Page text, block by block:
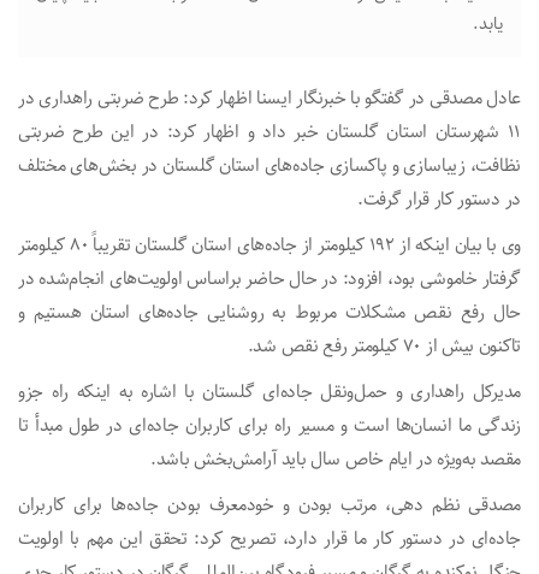
یابد.
عادل مصدقی در گفتگو با خبرنگار ایسنا اظهار کرد: طرح ضربتی راهداری در
۱۱ شهرستان استان گلستان خبر داد و اظهار کرد: در این طرح ضربتی
نظافت، زیباسازی و پاکسازی جاده‌های استان گلستان در بخش‌های مختلف
در دستور کار قرار گرفت.
وی با بیان اینکه از ۱۹۲ کیلومتر از جاده‌های استان گلستان تقریباً ۸۰ کیلومتر
گرفتار خاموشی بود، افزود: در حال حاضر براساس اولویت‌های انجام‌شده در
حال رفع نقص مشکلات مربوط به روشنایی جاده‌های استان هستیم و
تاکنون بیش از ۷۰ کیلومتر رفع نقص شد.
مدیرکل راهداری و حمل‌ونقل جاده‌ای گلستان با اشاره به اینکه راه جزو
زندگی ما انسان‌ها است و مسیر راه برای کاربران جاده‌ای در طول مبدأ تا
مقصد به‌ویژه در ایام خاص سال باید آرامش‌بخش باشد.
مصدقی نظم دهی، مرتب بودن و خودمعرف بودن جاده‌ها برای کاربران
جاده‌ای در دستور کار ما قرار دارد، تصریح کرد: تحقق این مهم با اولویت